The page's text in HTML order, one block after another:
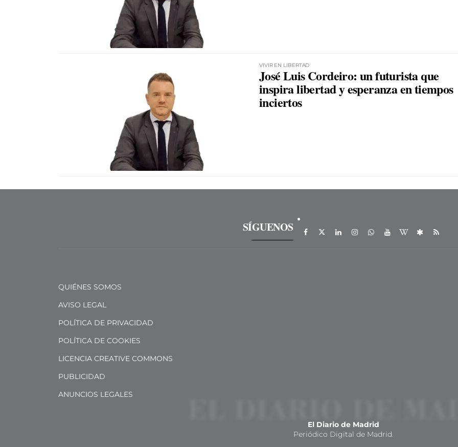
VIVIR EN LIBERTAD
José Luis Cordeiro: un futurista que
inspira libertad y esperanza en tiempos
inciertos
SÍGUENOS
QUIÉNES SOMOS
AVISO LEGAL
POLÍTICA DE PRIVACIDAD
POLÍTICA DE COOKIES
LICENCIA CREATIVE COMMONS
PUBLICIDAD
ANUNCIOS LEGALES
El Diario de Madrid
Periódico Digital de Madrid.